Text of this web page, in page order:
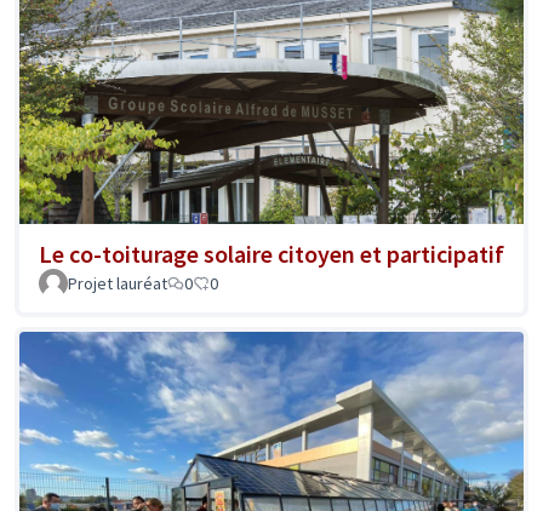
Le co-toiturage solaire citoyen et participatif
Projet lauréat 0 0